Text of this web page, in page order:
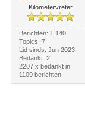
Kilometervreter
Berichten: 1.140
Topics: 7
Lid sinds: Jun 2023
Bedankt: 2
2207 x bedankt in
1109 berichten